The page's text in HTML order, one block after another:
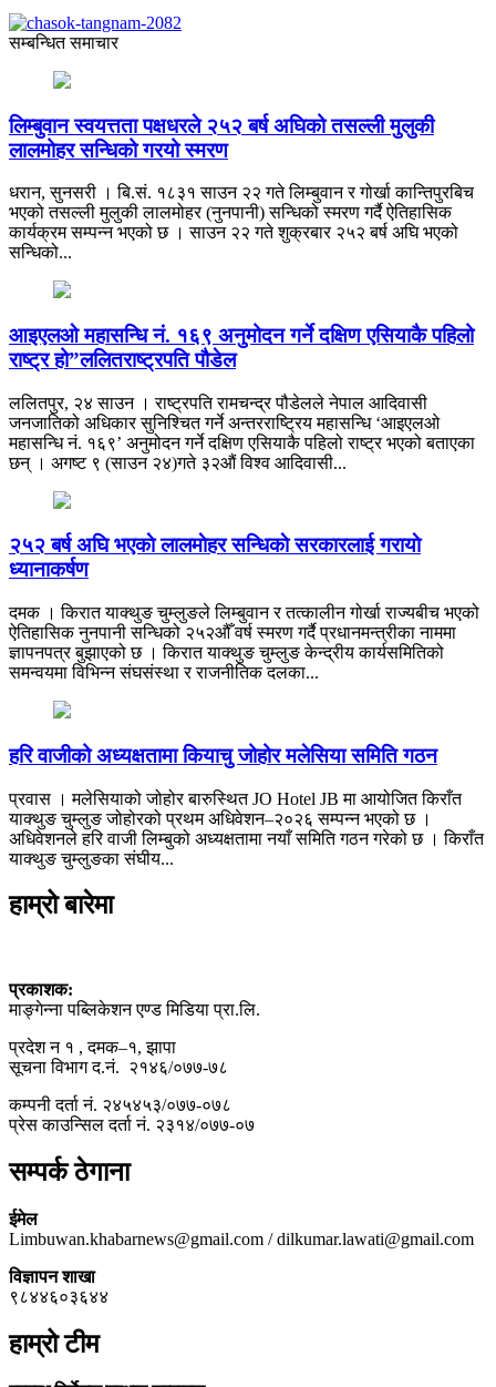
सम्बन्धित समाचार
लिम्बुवान स्वयत्तता पक्षधरले २५२ बर्ष अघिको तसल्ली मुलुकी
लालमोहर सन्धिको गरयो स्मरण
धरान, सुनसरी । बि.सं. १८३१ साउन २२ गते लिम्बुवान र गोर्खा कान्तिपुरबिच
भएको तसल्ली मुलुकी लालमोहर (नुनपानी) सन्धिको स्मरण गर्दै ऐतिहासिक
कार्यक्रम सम्पन्न भएको छ । साउन २२ गते शुक्रबार २५२ बर्ष अघि भएको
सन्धिको...
आइएलओ महासन्धि नं. १६९ अनुमोदन गर्ने दक्षिण एसियाकै पहिलो
राष्ट्र हो”ललितराष्ट्रपति पौडेल
ललितपुर, २४ साउन । राष्ट्रपति रामचन्द्र पौडेलले नेपाल आदिवासी
जनजातिको अधिकार सुनिश्चित गर्ने अन्तरराष्ट्रिय महासन्धि ‘आइएलओ
महासन्धि नं. १६९’ अनुमोदन गर्ने दक्षिण एसियाकै पहिलो राष्ट्र भएको बताएका
छन् । अगष्ट ९ (साउन २४)गते ३२औं विश्व आदिवासी...
२५२ बर्ष अघि भएकाे लालमाेहर सन्धिकाे सरकारलाई गरायाे
ध्यानाकर्षण
दमक । किरात याक्थुङ चुम्लुङले लिम्बुवान र तत्कालीन गोर्खा राज्यबीच भएको
ऐतिहासिक नुनपानी सन्धिको २५२औँ वर्ष स्मरण गर्दै प्रधानमन्त्रीका नाममा
ज्ञापनपत्र बुझाएको छ । किरात याक्थुङ चुम्लुङ केन्द्रीय कार्यसमितिको
समन्वयमा विभिन्न संघसंस्था र राजनीतिक दलका...
हरि वाजीको अध्यक्षतामा कियाचु जोहोर मलेसिया समिति गठन
प्रवास । मलेसियाको जोहोर बारुस्थित JO Hotel JB मा आयोजित किराँत
याक्थुङ चुम्लुङ जोहोरको प्रथम अधिवेशन–२०२६ सम्पन्न भएको छ ।
अधिवेशनले हरि वाजी लिम्बुको अध्यक्षतामा नयाँ समिति गठन गरेको छ । किराँत
याक्थुङ चुम्लुङका संघीय...
हाम्रो बारेमा
प्रकाशक:
माङ्गेन्ना पब्लिकेशन एण्ड मिडिया प्रा.लि.
प्रदेश न १ , दमक–१, झापा
सूचना विभाग द.नं. २१४६/०७७-७८
कम्पनी दर्ता नं. २४५४५३/०७७-०७८
प्रेस काउन्सिल दर्ता नं. २३१४/०७७-०७
सम्पर्क ठेगाना
ईमेल
Limbuwan.khabarnews@gmail.com / dilkumar.lawati@gmail.com
विज्ञापन शाखा
९८४४६०३६४४
हाम्रो टीम